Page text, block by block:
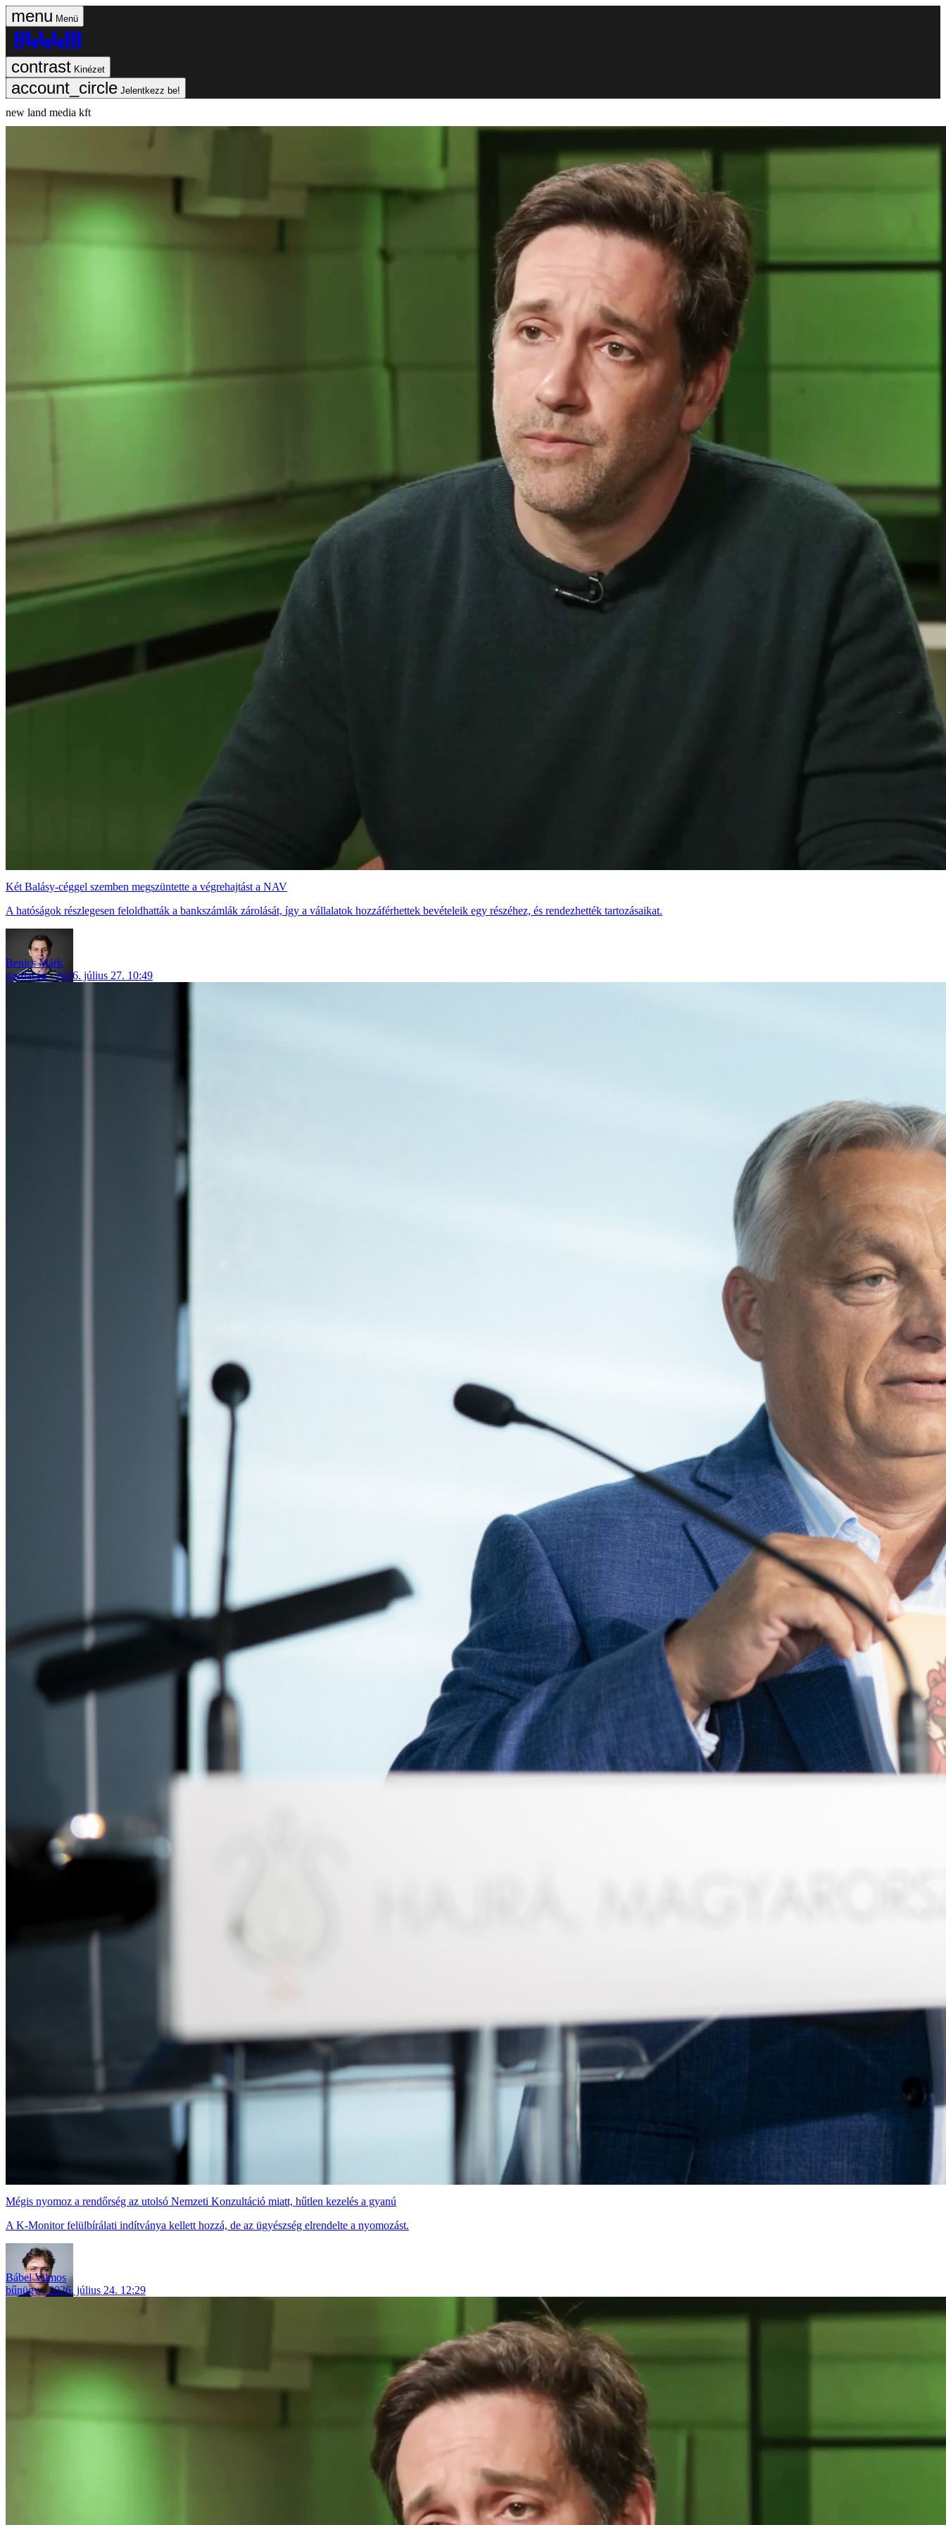
Menü
Kinézet
Jelentkezz be!
new land media kft
Két Balásy-céggel szemben megszüntette a végrehajtást a NAV
A hatóságok részlegesen feloldhatták a bankszámlák zárolását, így a vállalatok hozzáférhettek bevételeik egy részéhez, és rendezhették tartozásaikat.
Benics Márk
gazdaság
2026. július 27. 10:49
Mégis nyomoz a rendőrség az utolsó Nemzeti Konzultáció miatt, hűtlen kezelés a gyanú
A K-Monitor felülbírálati indítványa kellett hozzá, de az ügyészség elrendelte a nyomozást.
Bábel Vilmos
bűnügy
2026. július 24. 12:29